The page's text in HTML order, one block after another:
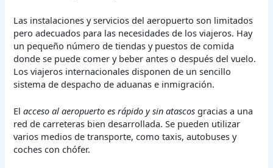
Las instalaciones y servicios del aeropuerto son limitados
pero adecuados para las necesidades de los viajeros. Hay
un pequeño número de tiendas y puestos de comida
donde se puede comer y beber antes o después del vuelo.
Los viajeros internacionales disponen de un sencillo
sistema de despacho de aduanas e inmigración.
Elacceso al aeropuerto es rápido y sin atascos gracias a una
red de carreteras bien desarrollada. Se pueden utilizar
varios medios de transporte, como taxis, autobuses y
coches con chófer.